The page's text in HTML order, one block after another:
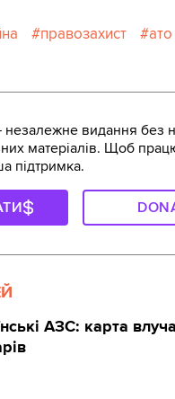
правозахист ато
незалежне видання без
матеріалів. Щоб
підтримка.
АЗС: карта